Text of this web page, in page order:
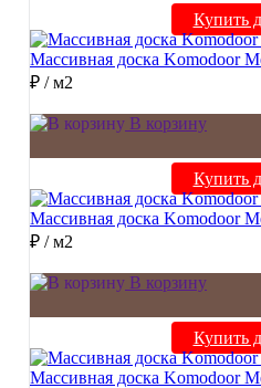
Купить
Массивная доска Komodoor
₽ / м2
В корзину
Купить
Массивная доска Komodoor
₽ / м2
В корзину
Купить
Массивная доска Komodoor